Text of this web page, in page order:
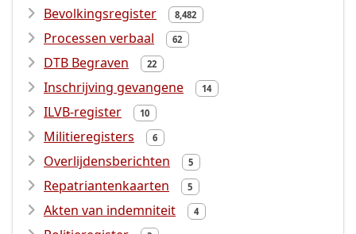
Bevolkingsregister 8,482
Processen verbaal 62
DTB Begraven 22
Inschrijving gevangene 14
ILVB-register 10
Militieregisters 6
Overlijdensberichten 5
Repatriantenkaarten 5
Akten van indemniteit 4